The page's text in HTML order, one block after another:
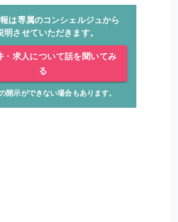
は専属のコンシェルジュから
明させていただきます。
・求人について話を聞いてみ
る
開示ができない場合もあります。